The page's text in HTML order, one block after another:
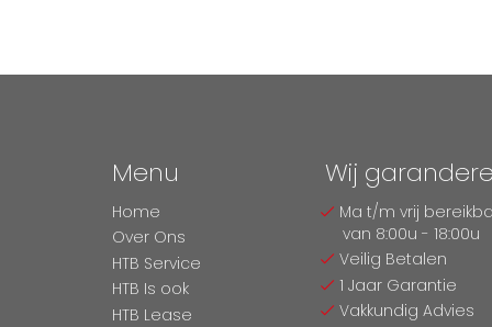
Menu
Home
Over Ons
HTB Service
HTB Is ook
HTB Lease
Wij
Ma t/m vrij
van 8:00u - 18:00u
Veilig Betalen
1 Jaar Garantie
Vakkundig Advies